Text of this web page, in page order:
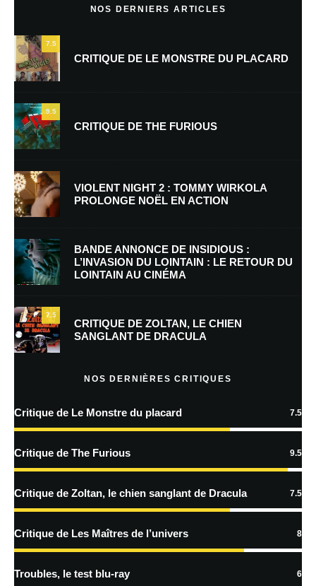
Nom*
E-mail
Enregistrer mon nom, mon e-mail et mon site dans le navigateur pour
mon prochain commentaire.
Prévenez-moi de tous les nouveaux commentaires par e-mail.
Prévenez-moi de tous les nouveaux articles par e-mail.
En savoir
traitées
NOS DERNIERS ARTICLES
7.5
CRITIQUE DE LE MONSTRE DU PLACARD
9.5
CRITIQUE DE THE FURIOUS
VIOLENT NIGHT 2 : TOMMY WIRKOLA
PROLONGE NOËL EN ACTION
BANDE ANNONCE DE INSIDIOUS :
L’INVASION DU LOINTAIN : LE RETOUR DU
LOINTAIN AU CINÉMA
7.5
CRITIQUE DE ZOLTAN, LE CHIEN
SANGLANT DE DRACULA
NOS DERNIÈRES CRITIQUES
Critique de Le Monstre du placard 7.5
Critique de The Furious 9.5
Critique de Zoltan, le chien sanglant de Dracula 7.5
Critique de Les Maîtres de l’univers 8
Troubles, le test blu-ray 6